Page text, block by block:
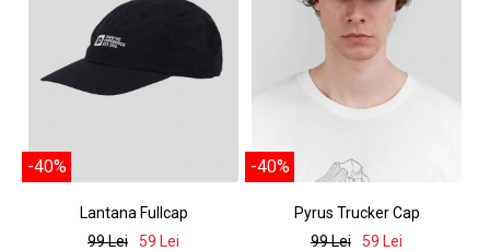
-40%
Lantana Fullcap
99 Lei
59 Lei
-40%
Pyrus Trucker Cap
99 Lei
59 Lei